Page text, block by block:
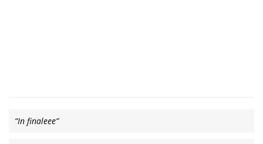
“In finaleee”